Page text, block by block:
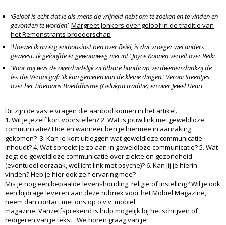
‘Geloof is echt dat je als mens de vrijheid hebt om te zoeken en te vinden en
gevonden te worden’ Margreet Jonkers over geloof in de traditie van
het Remonstrants broederschap
'Hoewel ik nu erg enthousiast ben over Reiki, is dat vroeger wel anders
geweest. Ik geloofde er gewoonweg niet in! 'Joyce Koonen vertelt over Reiki
'Voor mij was de overduidelijk zichtbare handicap verdwenen dankzij de
les die Veroni gaf: 'ik kan genieten van de kleine dingen.' Veroni Steentjes
overhet Tibetaans Boeddhisme (Gelukpa traditie) en over Jewel Heart
Dit zijn de vaste vragen die aanbod komen in het artikel.
1. Wil je jezelf kort voorstellen? 2. Wat is jouw link met geweldloze
communicatie? Hoe en wanneer ben je hiermee in aanraking
gekomen? 3. Kan je kort uitleggen wat geweldloze communicatie
inhoudt? 4. Wat spreekt je zo aan in geweldloze communicatie? 5. Wat
zegt de geweldloze communicatie over ziekte en gezondheid
(eventueel oorzaak, wellicht link met psyche)? 6. Kan jij je hierin
vinden? Heb je hier ook zelf ervaring mee?
Mis je nog een bepaalde levenshouding, religie of instelling? Wil je ook
een bijdrage leveren aan deze rubriek voorhet Mobiel Magazine,
neem dan contact met ons op o.v.v. mobiel
magazine. Vanzelfsprekend is hulp mogelijk bij het schrijven of
redigeren van je tekst. We horen graag van je!